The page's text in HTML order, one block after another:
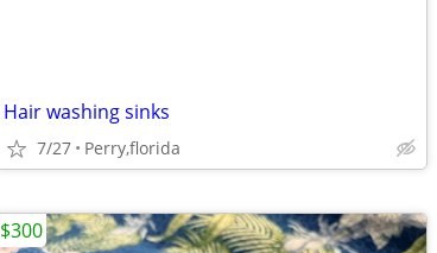
Hair washing sinks
7/27 Perry,florida
$300